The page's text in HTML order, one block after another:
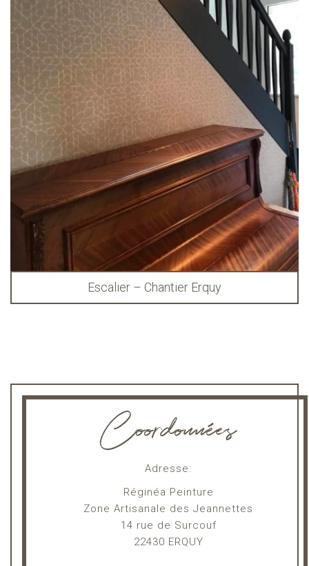
Escalier – Chantier Erquy
Coordonnées
Adresse:
Réginéa Peinture
Zone Artisanale des Jeannettes
14 rue de Surcouf
22430 ERQUY